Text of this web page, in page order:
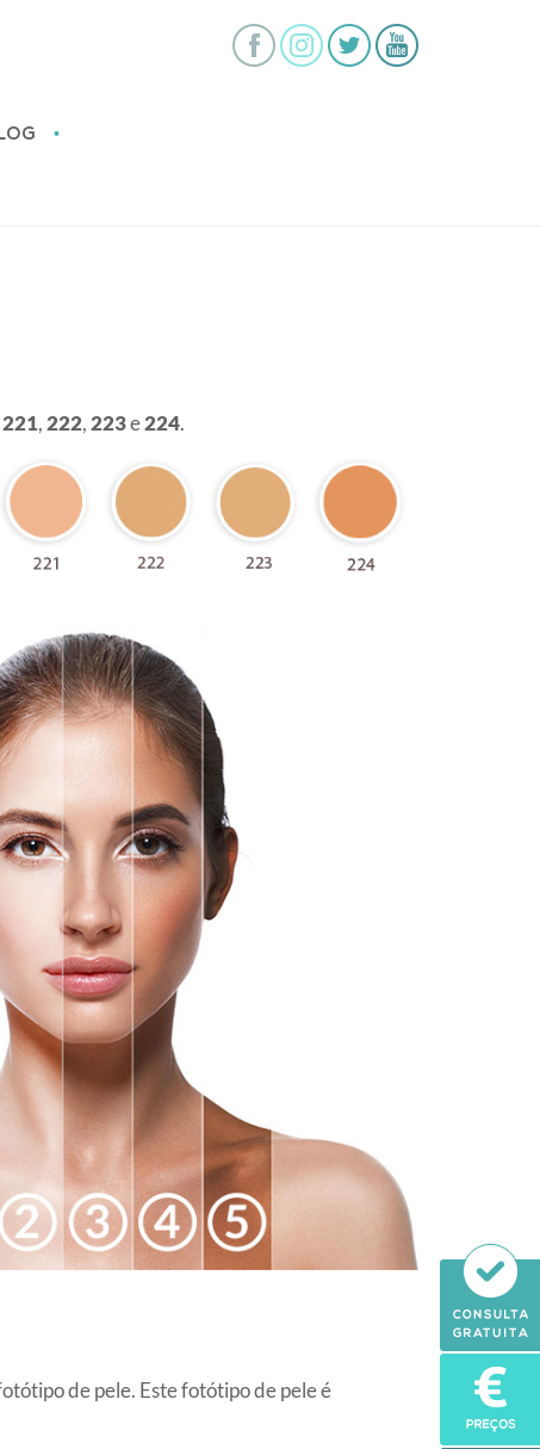
•
221,222,223e224.
de pele. Este fotótipo de pele é